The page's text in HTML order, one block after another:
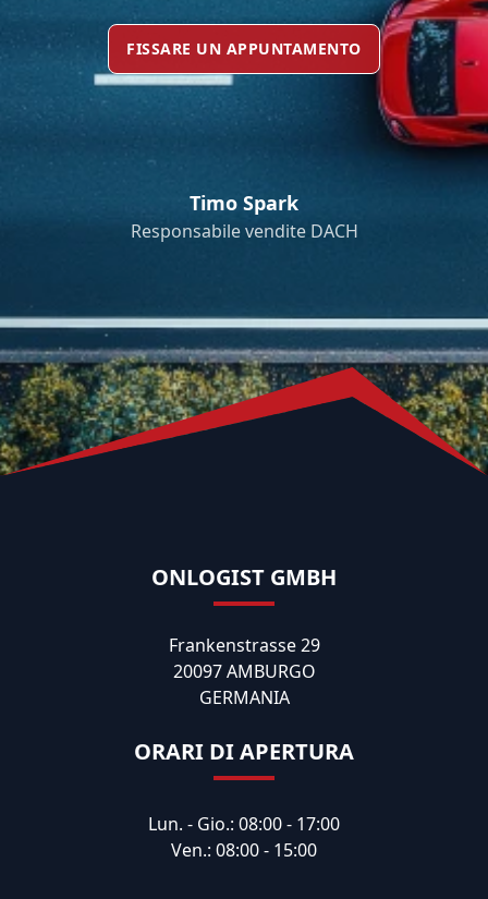
FISSARE UN APPUNTAMENTO
Timo Spark
Responsabile vendite DACH
ONLOGIST GMBH
Frankenstrasse 29
20097 AMBURGO
GERMANIA
ORARI DI APERTURA
Lun. - Gio.: 08:00 - 17:00
Ven.: 08:00 - 15:00